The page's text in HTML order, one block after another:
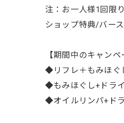
注：お一人様1回限り
ショップ特典/バー
【期間中のキャンペ
◆リフレ＋もみほぐ
◆もみほぐし+ドラ
◆オイルリンパ+ド